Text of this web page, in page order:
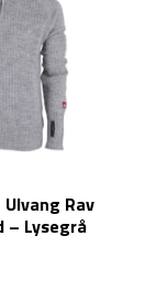
Rav
– Lysegrå